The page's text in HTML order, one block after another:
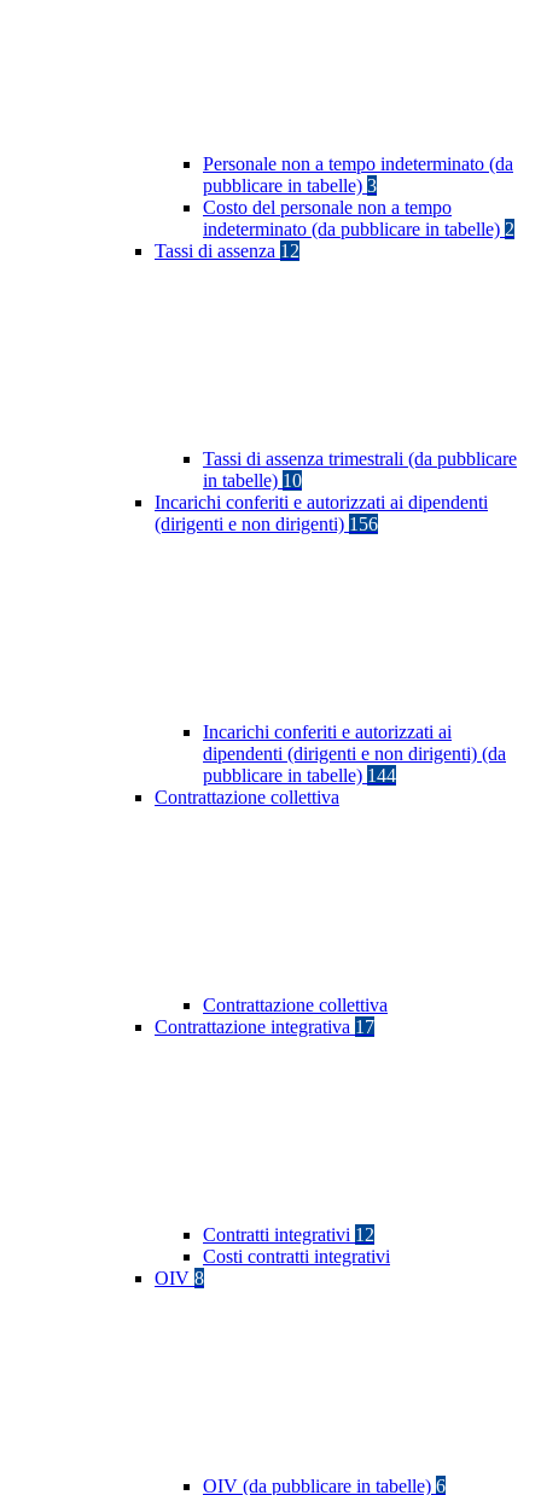
Personale non a tempo indeterminato (da
pubblicare in tabelle) 3
Costo del personale non a tempo
indeterminato (da pubblicare in tabelle) 2
Tassi di assenza 12
Tassi di assenza trimestrali (da pubblicare
in tabelle) 10
Incarichi conferiti e autorizzati ai dipendenti
(dirigenti e non dirigenti) 156
Incarichi conferiti e autorizzati ai
dipendenti (dirigenti e non dirigenti) (da
pubblicare in tabelle) 144
Contrattazione collettiva
Contrattazione collettiva
Contrattazione integrativa 17
Contratti integrativi 12
Costi contratti integrativi
OIV 8
OIV (da pubblicare in tabelle) 6